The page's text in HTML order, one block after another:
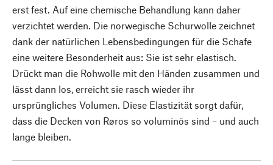
erst fest. Auf eine chemische Behandlung kann daher
verzichtet werden. Die norwegische Schurwolle zeichnet
dank der natürlichen Lebensbedingungen für die Schafe
eine weitere Besonderheit aus: Sie ist sehr elastisch.
Drückt man die Rohwolle mit den Händen zusammen und
lässt dann los, erreicht sie rasch wieder ihr
ursprüngliches Volumen. Diese Elastizität sorgt dafür,
dass die Decken von Røros so voluminös sind – und auch
lange bleiben.